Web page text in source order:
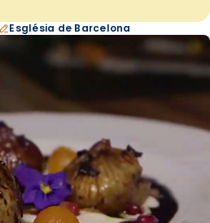
Església de Barcelona